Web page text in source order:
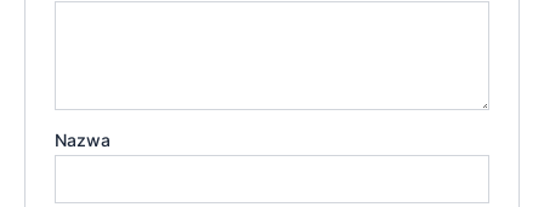
Nazwa